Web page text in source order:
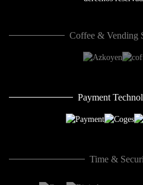
Coffee & Vending
Payment
Time &